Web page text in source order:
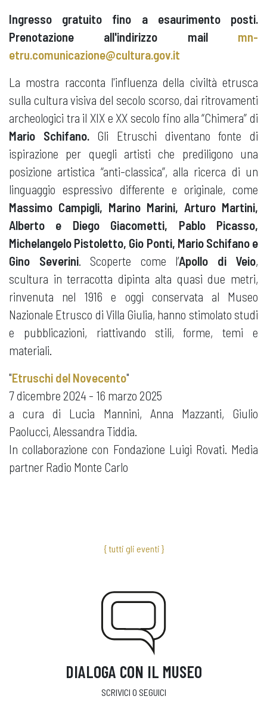
Ingresso gratuito fino a esaurimento posti.
Prenotazione all'indirizzo mail
mn-
etru.comunicazione@cultura.gov.it
La mostra racconta l'influenza della civiltà etrusca
sulla cultura visiva del secolo scorso, dai ritrovamenti
archeologici tra il XIX e XX secolo fino alla “Chimera” di
Mario Schifano.Gli Etruschi diventano fonte di
ispirazione per quegli artisti che prediligono una
posizione artistica “anti-classica”, alla ricerca di un
linguaggio espressivo differente e originale, come
Massimo Campigli, Marino Marini, Arturo Martini,
Alberto e Diego Giacometti, Pablo Picasso,
Michelangelo Pistoletto, Gio Ponti, Mario Schifano e
Gino Severini. Scoperte come l’Apollo di Veio,
scultura in terracotta dipinta alta quasi due metri,
rinvenuta nel 1916 e oggi conservata al Museo
Nazionale Etrusco di Villa Giulia, hanno stimolato studi
e pubblicazioni, riattivando stili, forme, temi e
materiali.
"Etruschi del Novecento"
7 dicembre 2024 - 16 marzo 2025
a cura di Lucia Mannini, Anna Mazzanti, Giulio
Paolucci, Alessandra Tiddia.
In collaborazione con Fondazione Luigi Rovati. Media
partner Radio Monte Carlo
{ tutti gli eventi }
DIALOGA CON IL MUSEO
SCRIVICI O SEGUICI